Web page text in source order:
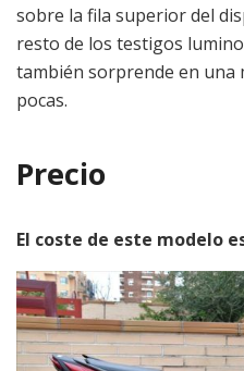
sobre la fila superior del
resto de los testigos
también sorprende en una
pocas.
Precio
El coste de este modelo